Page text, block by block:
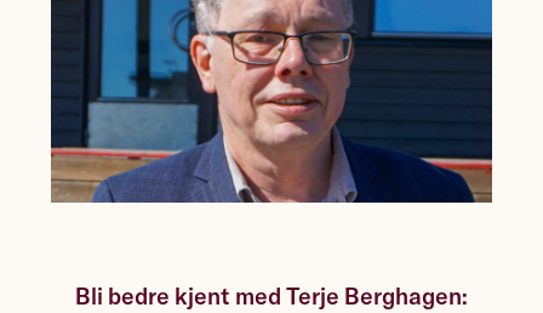
Bli bedre kjent med Terje Berghagen: